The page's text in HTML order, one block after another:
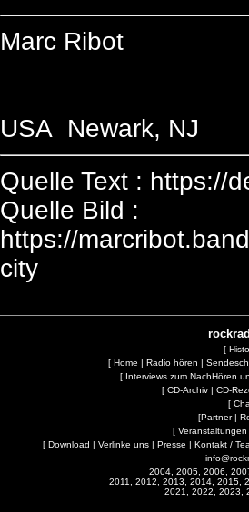
Marc Ribot
USA Newark, NJ
Quelle Text : https://
Quelle Bild :
https://
city
[
[ Home | Radio hören |
[ Interviews zum NachHören
[ CD-Archiv| CD-
[
[Partner|
[ Veranstaltungen
[ Download | Verlinke uns | Presse | Kontakt /
2004, 2005, 2006,
2011, 2012, 2013, 2014, 2015,
2021, 2022, 2023,